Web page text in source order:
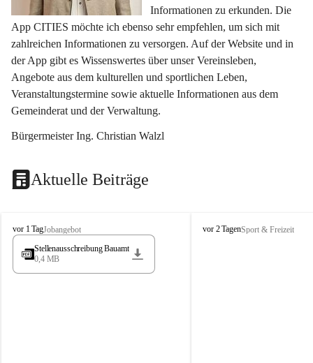
Informationen zu erkunden. Die
App CITIES möchte ich ebenso sehr empfehlen, um sich mit
zahlreichen Informationen zu versorgen. Auf der Website und in
der App gibt es Wissenswertes über unser Vereinsleben,
Angebote aus dem kulturellen und sportlichen Leben,
Veranstaltungstermine sowie aktuelle Informationen aus dem
Gemeinderat und der Verwaltung.
Bürgermeister Ing. Christian Walzl
Aktuelle Beiträge
S
t
s
vor 1 TagJobangebot
Stellenausschreibung Bauamt
0,4 MB
S
vor 2 TagenSport & Freizeit